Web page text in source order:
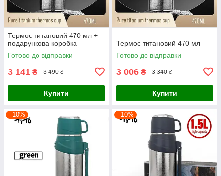
Термос титановий 470 мл +
подарункова коробка
Готово до відправки
3 141 ₴ 3 490 ₴
Купити
Термос титановий 470 мл
Готово до відправки
3 006 ₴ 3 340 ₴
Купити
–10% –10%